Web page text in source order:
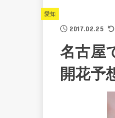
愛知
2017.02.25
名古屋
開花予